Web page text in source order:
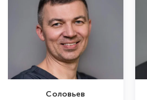
Соловьев